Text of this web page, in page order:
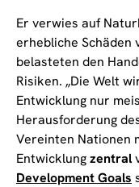
Er verwies auf
erhebliche Schäden
belasteten den
Risiken. „Die Welt
Entwicklung nur
Herausforderung
Vereinten Nationen
Entwicklungzentral
Development Goals